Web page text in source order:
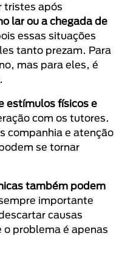
tristes após
lar ou a chegada de
essas situações
tanto prezam. Para
mas para eles, é
estímulos físicos e
com os tutores.
companhia e atenção
se tornar
também podem
importante
causas
o problema é apenas